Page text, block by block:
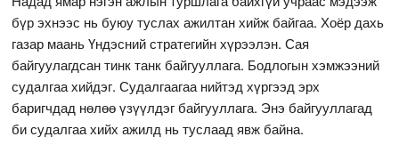
бүр эхнээс нь буюу туслах ажилтан хийж байгаа. Хоёр дахь
газар маань Үндэсний стратегийн хүрээлэн. Сая
байгуулагдсан тинк танк байгууллага. Бодлогын хэмжээний
судалгаа хийдэг. Судалгаагаа нийтэд хүргээд эрх
баригчдад нөлөө үзүүлдэг байгууллага. Энэ байгууллагад
би судалгаа хийх ажилд нь туслаад явж байна.